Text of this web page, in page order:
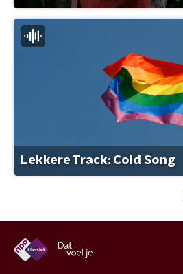
Lekkere Track: Cold Song